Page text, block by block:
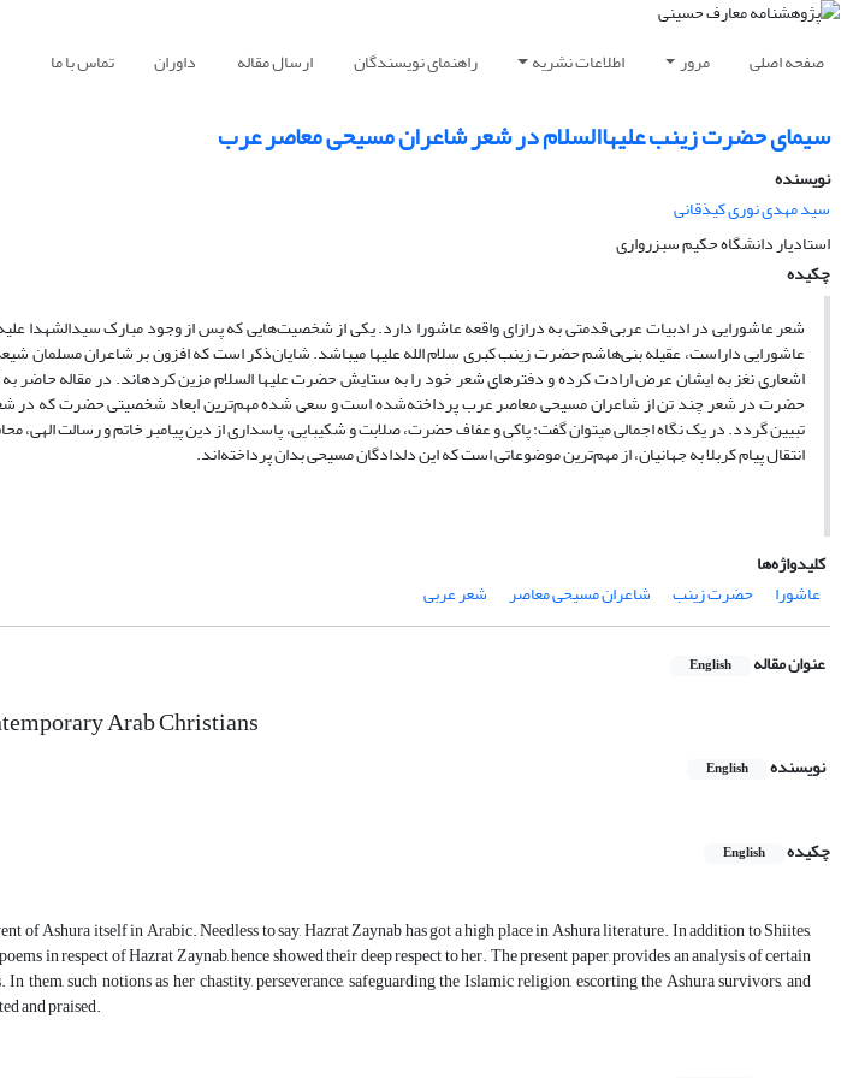
صفحه اصلی مرور اطلاعات نشریه راهنمای نویسندگان ارسال مقاله داوران تماس با ما
سیمای حضرت زینب علیهاالسلام در شعر شاعران مسیحی معاصر عرب
نویسنده
سید مهدی نوری کیذقانی
استادیار دانشگاه حکیم سبزرواری
چکیده
شعر عاشورایی در ادبیات عربی قدمتی به درازای واقعه عاشورا دارد. یکی از شخصیت‌هایی که پس از وجود مبارک سیدالشهدا
عاشورایی داراست، عقیله بنی‌هاشم حضرت زینب کبری سلام الله علیها می­باشد. شایان‌ذکر است که افزون بر شاعران مسلمان
اشعاری نغز به ایشان عرض ارادت کرده و دفترهای شعر خود را به ستایش حضرت علیها السلام مزین کرده­اند. در مقاله حاضر
حضرت در شعر چند تن از شاعران مسیحی معاصر عرب پرداخته‌شده است و سعی شده مهم‌ترین ابعاد شخصیتی حضرت که در
تبیین گردد. در یک نگاه اجمالی می­توان گفت: پاکی و عفاف حضرت، صلابت و شکیبایی، پاسداری از دین پیامبر خاتم و رسالت الهی،
انتقال پیام کربلا به جهانیان، از مهم‌ترین موضوعاتی است که این دلدادگان مسیحی بدان پرداخته‌اند.
کلیدواژه‌ها
عاشورا
حضرت زینب شاعران مسیحی معاصر شعر عربی
عنوان مقاله English
Arab Christians
نویسنده English
چکیده
English
of Ashura itself in Arabic. Needless to say, Hazrat Zaynab has got a high place in Ashura literature. In addition to Shiites,
in respect of Hazrat Zaynab, hence showed their deep respect to her. The present paper, provides an analysis of certain
them, such notions as her chastity, perseverance, safeguarding the Islamic religion, escorting the Ashura survivors, and
and praised.